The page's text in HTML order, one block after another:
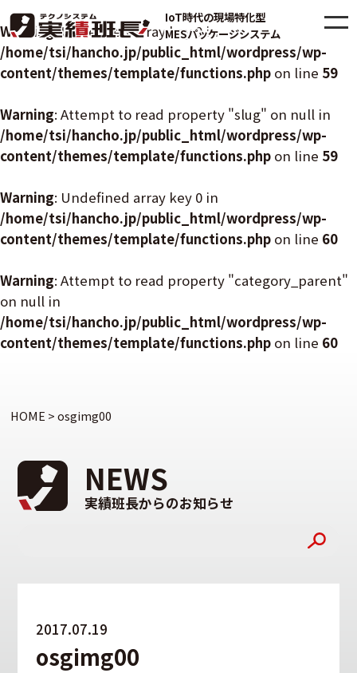
Warning: Undefined array key 0 in
/home/tsi/hancho.jp/public_html/wordpress/wp-
content/themes/template/functions.php on line 59
Warning: Attempt to read property "slug" on null in
/home/tsi/hancho.jp/public_html/wordpress/wp-
content/themes/template/functions.php on line 59
Warning: Undefined array key 0 in
/home/tsi/hancho.jp/public_html/wordpress/wp-
content/themes/template/functions.php on line 60
Warning: Attempt to read property "category_parent"
on null in
/home/tsi/hancho.jp/public_html/wordpress/wp-
content/themes/template/functions.php on line 60
IoT時代の現場特化型
MESパッケージシステム
HOME >osgimg00
NEWS
実績班長からのお知らせ
2017.07.19
osgimg00